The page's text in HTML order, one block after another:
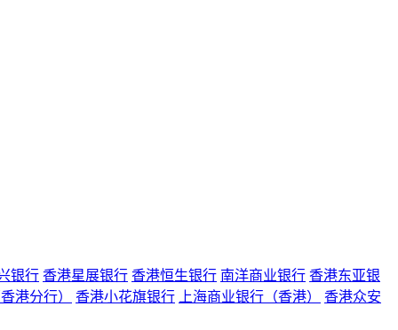
银行 香港星展银行 香港恒生银行 南洋商业银行 香港东亚银
港分行）
香港小花旗银行 上海商业银行（香港） 香港众安